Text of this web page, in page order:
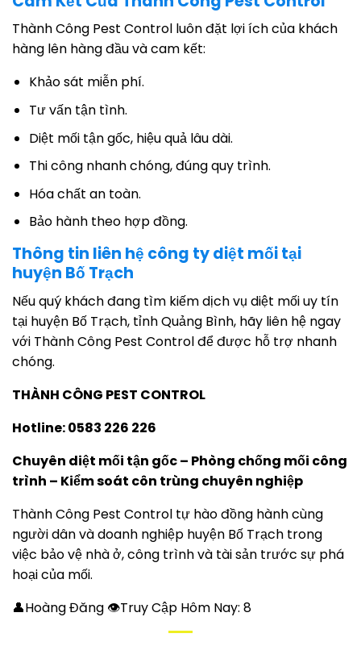
Thành Công Pest Control luôn đặt lợi ích của khách
hàng lên hàng đầu và cam kết:
Khảo sát miễn phí.
Tư vấn tận tình.
Diệt mối tận gốc, hiệu quả lâu dài.
Thi công nhanh chóng, đúng quy trình.
Hóa chất an toàn.
Bảo hành theo hợp đồng.
Thông tin liên hệ công ty diệt mối tại
huyện Bố Trạch
Nếu quý khách đang tìm kiếm dịch vụ diệt mối uy tín
tại huyện Bố Trạch, tỉnh Quảng Bình, hãy liên hệ ngay
với Thành Công Pest Control để được hỗ trợ nhanh
chóng.
THÀNH CÔNG PEST CONTROL
Hotline: 0583 226 226
Chuyên diệt mối tận gốc – Phòng chống mối công
trình – Kiểm soát côn trùng chuyên nghiệp
Thành Công Pest Control tự hào đồng hành cùng
người dân và doanh nghiệp huyện Bố Trạch trong
việc bảo vệ nhà ở, công trình và tài sản trước sự phá
hoại của mối.
👤Hoàng Đăng 👁Truy Cập Hôm Nay: 8